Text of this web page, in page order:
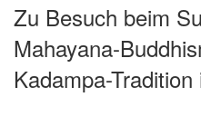
Zu Besuch beim
Mahayana-
Kadampa-